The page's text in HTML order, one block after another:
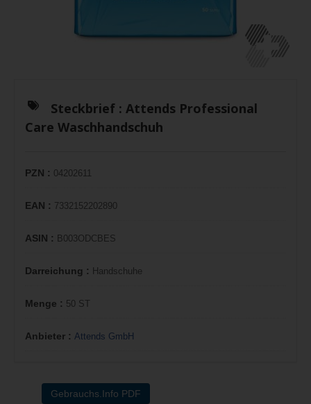
Steckbrief : Attends Professional
Care Waschhandschuh
PZN : 04202611
EAN : 7332152202890
ASIN : B003ODCBES
Darreichung : Handschuhe
Menge : 50 ST
Anbieter : Attends GmbH
Gebrauchs.Info PDF